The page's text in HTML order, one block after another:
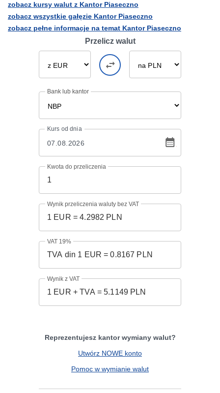
zobacz kursy walut z Kantor Piaseczno
zobacz wszystkie gałęzie Kantor Piaseczno
zobacz pełne informacje na temat Kantor Piaseczno
Przelicz walut
Bank lub kantor
Kurs od dnia
Kwota do przeliczenia
Wynik przeliczenia waluty bez VAT
VAT 19%
Wynik z VAT
Reprezentujesz kantor wymiany walut?
Utwórz NOWE konto
Pomoc w wymianie walut